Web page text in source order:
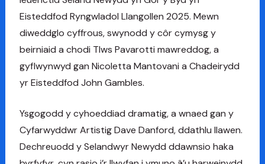
Eisteddfod Ryngwladol Llangollen 2025. Mewn
diweddglo cyffrous, swynodd y côr cymysg y
beirniaid a chodi Tlws Pavarotti mawreddog, a
gyflwynwyd gan Nicoletta Mantovani a Chadeirydd
yr Eisteddfod John Gambles.
Ysgogodd y cyhoeddiad dramatig, a wnaed gan y
Cyfarwyddwr Artistig Dave Danford, ddathlu llawen.
Dechreuodd y Selandwyr Newydd ddawnsio haka